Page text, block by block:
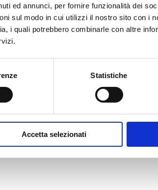
ed annunci, per fornire funzionalità dei
sul modo in cui utilizzi il nostro sito con i
i quali potrebbero combinarle con altre
Statistiche
Accetta selezionati
CCIAA